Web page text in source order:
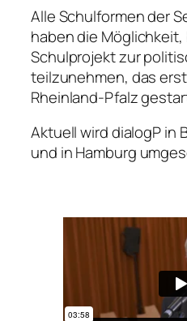
Alle Schulformen der
haben die
Schulprojekt zur
teilzunehmen, das
Rheinland-Pfalz
Aktuell wird dialogP in
und in Hamburg